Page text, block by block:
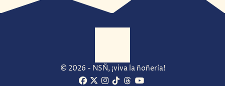
© 2026 - NSÑ, ¡viva la ñoñería!